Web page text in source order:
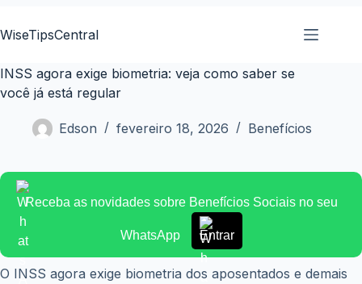
para
conteúdo
WiseTipsCentral
INSS agora exige biometria: veja como saber se
você já está regular
Edson fevereiro 18, 2026 Benefícios
Receba as novidades sobre Benefícios Sociais no seu
WhatsApp Entrar
O INSS agora exige biometria dos aposentados e demais